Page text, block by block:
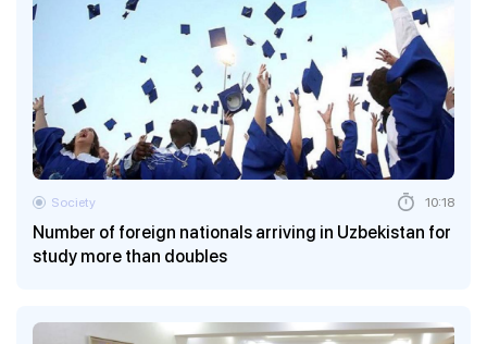
Number of foreign nationals arriving in Uzbekistan for
study more than doubles
Society 10:18